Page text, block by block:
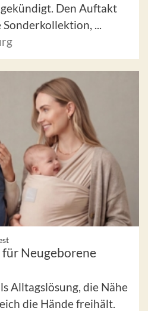
Den Auftakt
...
Neugeborene
Alltagslösung, die Nähe
die Hände freihält.